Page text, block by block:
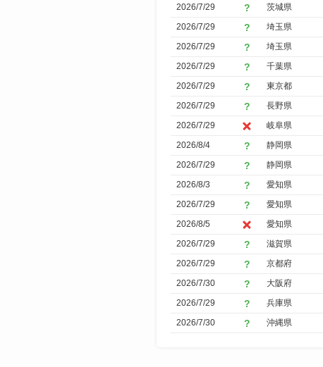
り
込
み
2026/7/29
茨城県
2026/7/29
埼玉県
2026/7/29
埼玉県
2026/7/29
千葉県
2026/7/29
東京都
2026/7/29
長野県
2026/7/29
岐阜県
2026/8/4
静岡県
2026/7/29
静岡県
2026/8/3
愛知県
2026/7/29
愛知県
2026/8/5
愛知県
2026/7/29
滋賀県
2026/7/29
京都府
2026/7/30
大阪府
2026/7/29
兵庫県
2026/7/30
沖縄県